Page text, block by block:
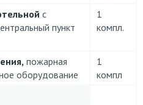
с
пункт
1
компл.
пожарная
оборудование
1
компл